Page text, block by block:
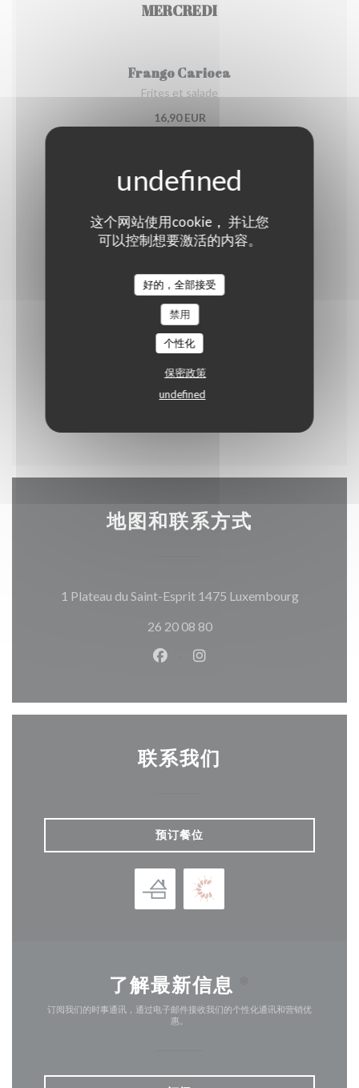
这个网站使用cookie， 并让您
可以控制想要激活的内容。
好的，全部接受
禁用
个性化
保密政策
undefined
MERCREDI
Frango Carioca
Frites et salade
16,90 EUR
JEUDI
Salade Polvo Samba
VENDREDI
Cataplana Brasileira
Riz et Légumes
地图和联系方式
1 Plateau du Saint-Esprit 1475 Luxembourg((在新窗
26 20 08 80
Facebook ((在新窗口中打开))
Instagram ((在新窗口中
联系我们
预订餐位
了解最新信息
订阅我们的时事通讯，通过电子邮件接收我们的个性化通讯和营销优
惠。